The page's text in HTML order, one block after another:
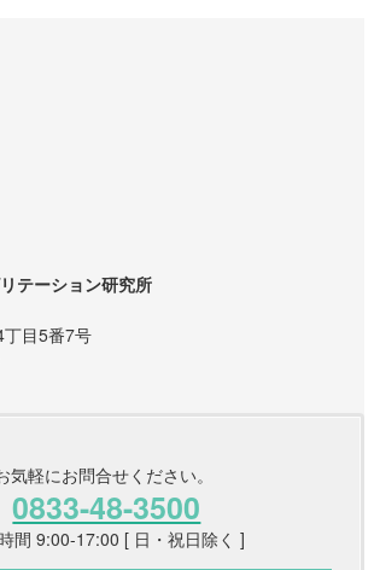
テーション研究所
目5番7号
気軽にお問合せください。
0833-48-3500
間 9:00-17:00 [ 日・祝日除く ]